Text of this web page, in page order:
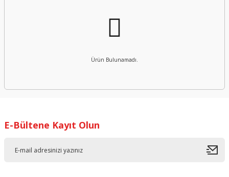
Ürün Bulunamadı.
E-Bültene Kayıt Olun